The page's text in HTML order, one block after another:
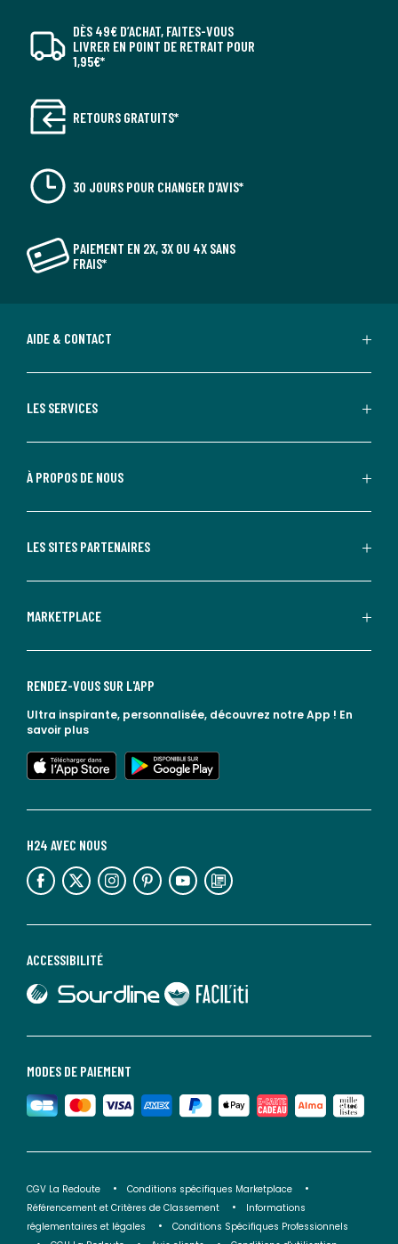
DÈS 49€ D’ACHAT, FAITES-VOUS
LIVRER EN POINT DE RETRAIT POUR
1,95€*
RETOURS GRATUITS*
30 JOURS POUR CHANGER D'AVIS*
PAIEMENT EN 2X, 3X OU 4X SANS
FRAIS*
AIDE & CONTACT
LES SERVICES
À PROPOS DE NOUS
LES SITES PARTENAIRES
MARKETPLACE
MODES DE PAIEMENT
ACCESSIBILITÉ
lien vers Faciliti
H24 AVEC NOUS
lien vers l'espace réseaux sociaux lien vers l'espace réseaux sociaux lien vers l'espace réseaux sociaux lien vers l'espace réseaux sociaux lien vers l'espace réseaux sociaux lien vers le blog la redoute
RENDEZ-VOUS SUR L'APP
Ultra inspirante, personnalisée, découvrez notre App ! En
savoir plus
lien vers l'app store
lien vers google play
CGV La Redoute
Conditions spécifiques Marketplace
Référencement et Critères de Classement
Informations
réglementaires et légales
Conditions Spécifiques Professionnels